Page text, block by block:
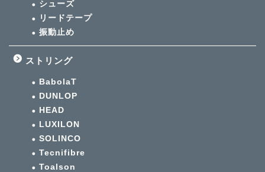
シューズ
リードテープ
振動止め
ストリング
BabolaT
DUNLOP
HEAD
LUXILON
SOLINCO
Tecnifibre
Toalson